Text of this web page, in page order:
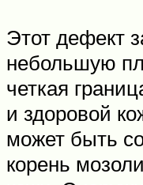
Этот дефект
небольшую
четкая
и здоровой
может быть
корень